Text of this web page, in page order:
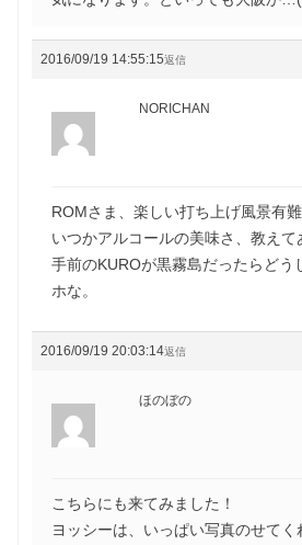
2016/09/19 14:55:15返信
NORICHAN
ROMさま、楽しい打ち上げ風景有難
いつかアルコールの美味さ、教えて
手前のKUROが黒霧島だったらどう
ホな。
2016/09/19 20:03:14返信
ほのぼの
こちらにも来てみました！
ヨッシーは、いっぱい写真のせてく